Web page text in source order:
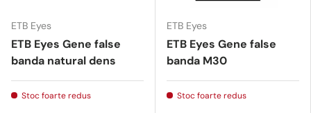
ETB Eyes
ETB Eyes Gene false
banda natural dens
Stoc foarte redus
ETB Eyes
ETB Eyes Gene false
banda M30
Stoc foarte redus